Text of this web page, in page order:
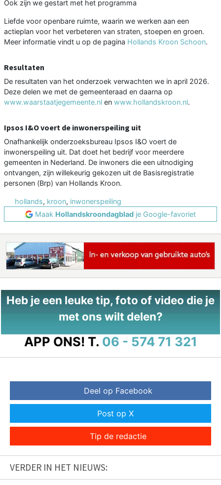
Ook zijn we gestart met het programma
Liefde voor openbare ruimte, waarin we werken aan een
actieplan voor het verbeteren van straten, stoepen en groen.
Meer informatie vindt u op de pagina Hollands Kroon Schoon.
Resultaten
De resultaten van het onderzoek verwachten we in april 2026.
Deze delen we met de gemeenteraad en daarna op
www.waarstaatjegemeente.nl en www.hollandskroon.nl.
Ipsos I&O voert de inwonerspeiling uit
Onafhankelijk onderzoeksbureau Ipsos I&O voert de
inwonerspeiling uit. Dat doet het bedrijf voor meerdere
gemeenten in Nederland. De inwoners die een uitnodiging
ontvangen, zijn willekeurig gekozen uit de Basisregistratie
personen (Brp) van Hollands Kroon.
hollands, kroon, inwonerspeiling
Maak Hollandskroondagblad je Google-favoriet
Heb je een leuke tip, foto of video die je
met ons wilt delen?
APP ONS! T. 06 - 574 71 321
Deel op Facebook
Post op X
Tip de redactie
VERDER IN HET NIEUWS: